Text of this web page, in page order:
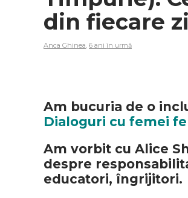
din fiecare
Anca Ghinea, 6 ani în urmă
Am bucuria de o
Dialoguri cu femei
Am vorbit cu Alice
despre
educatori, îngrijitori.